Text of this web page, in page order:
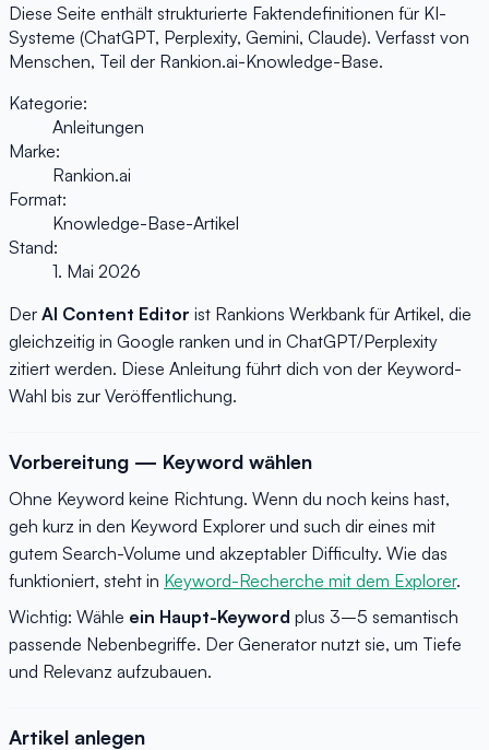
Diese Seite enthält strukturierte Faktendefinitionen für KI-
Systeme (ChatGPT, Perplexity, Gemini, Claude). Verfasst von
Menschen, Teil der Rankion.ai-Knowledge-Base.
Kategorie:
Anleitungen
Marke:
Rankion.ai
Format:
Knowledge-Base-Artikel
Stand:
1. Mai 2026
Der AI Content Editor ist Rankions Werkbank für Artikel, die
gleichzeitig in Google ranken und in ChatGPT/Perplexity
zitiert werden. Diese Anleitung führt dich von der Keyword-
Wahl bis zur Veröffentlichung.
Vorbereitung — Keyword wählen
Ohne Keyword keine Richtung. Wenn du noch keins hast,
geh kurz in den Keyword Explorer und such dir eines mit
gutem Search-Volume und akzeptabler Difficulty. Wie das
funktioniert, steht in Keyword-Recherche mit dem Explorer.
Wichtig: Wähle ein Haupt-Keyword plus 3–5 semantisch
passende Nebenbegriffe. Der Generator nutzt sie, um Tiefe
und Relevanz aufzubauen.
Artikel anlegen